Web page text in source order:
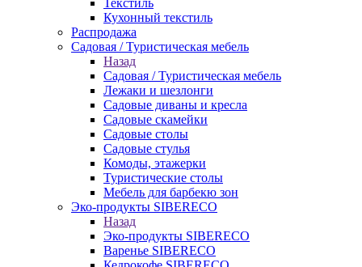
Текстиль
Кухонный текстиль
Распродажа
Садовая / Туристическая мебель
Назад
Садовая / Туристическая мебель
Лежаки и шезлонги
Садовые диваны и кресла
Садовые скамейки
Садовые столы
Садовые стулья
Комоды, этажерки
Туристические столы
Мебель для барбекю зон
Эко-продукты SIBERECO
Назад
Эко-продукты SIBERECO
Варенье SIBERECO